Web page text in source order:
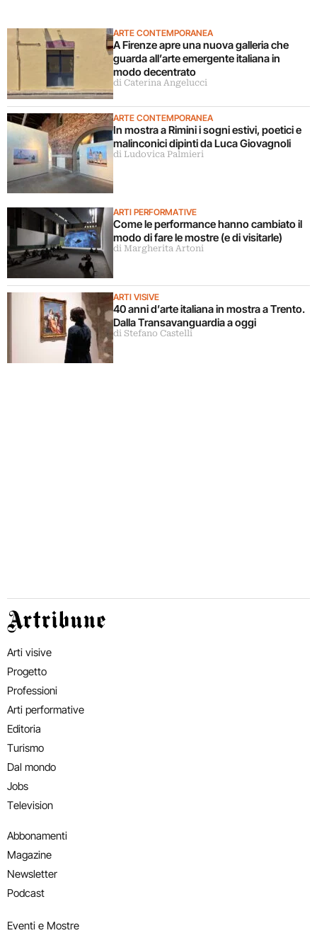
ARTE CONTEMPORANEA
A Firenze apre una nuova galleria che
guarda all’arte emergente italiana in
modo decentrato
di Caterina Angelucci
ARTE CONTEMPORANEA
In mostra a Rimini i sogni estivi, poetici e
malinconici dipinti da Luca Giovagnoli
di Ludovica Palmieri
ARTI PERFORMATIVE
Come le performance hanno cambiato il
modo di fare le mostre (e di visitarle)
di Margherita Artoni
ARTI VISIVE
40 anni d’arte italiana in mostra a Trento.
Dalla Transavanguardia a oggi
di Stefano Castelli
Artribune
Arti visive
Progetto
Professioni
Arti performative
Editoria
Turismo
Dal mondo
Jobs
Television
Abbonamenti
Magazine
Newsletter
Podcast
Eventi e Mostre